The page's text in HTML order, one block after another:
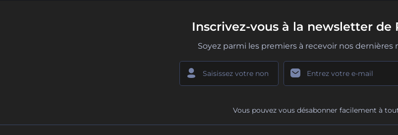
Inscrivez-vous à la newsletter de
Soyez parmi les premiers à recevoir nos dernières
Vous pouvez vous désabonner facilement à